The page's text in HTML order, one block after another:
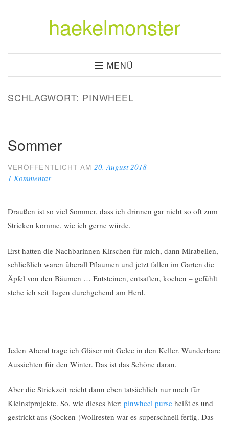
haekelmonster
MENÜ
SCHLAGWORT: PINWHEEL
Sommer
VERÖFFENTLICHT AM20. August 2018
1 Kommentar
Draußen ist so viel Sommer, dass ich drinnen gar nicht so oft zum
Stricken komme, wie ich gerne würde.
Erst hatten die Nachbarinnen Kirschen für mich, dann Mirabellen,
schließlich waren überall Pflaumen und jetzt fallen im Garten die
Äpfel von den Bäumen … Entsteinen, entsaften, kochen – gefühlt
stehe ich seit Tagen durchgehend am Herd.
Jeden Abend trage ich Gläser mit Gelee in den Keller. Wunderbare
Aussichten für den Winter. Das ist das Schöne daran.
Aber die Strickzeit reicht dann eben tatsächlich nur noch für
Kleinstprojekte. So, wie dieses hier: pinwheel purse heißt es und
gestrickt aus (Socken-)Wollresten war es superschnell fertig. Das